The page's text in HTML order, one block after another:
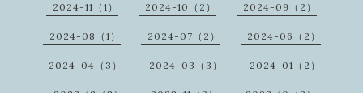
2024-11（1） 2024-10（2） 2024-09（2）
2024-08（1） 2024-07（2） 2024-06（2）
2024-04（3） 2024-03（3） 2024-01（2）